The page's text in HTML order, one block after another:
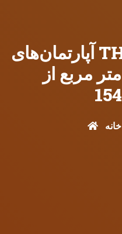
آپارتمان‌های THE BLUE یک‌خوابه
در تاتلیسو ۴۸ متر مربع از
خانه